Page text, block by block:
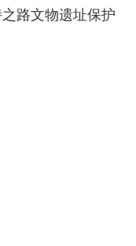
路文物遗址保护